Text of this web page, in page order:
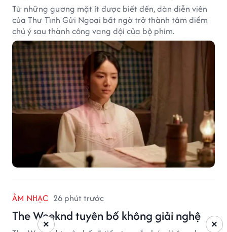
Từ những gương mặt ít được biết đến, dàn diễn viên
của Thư Tình Gửi Ngoại bất ngờ trở thành tâm điểm
chú ý sau thành công vang dội của bộ phim.
ÂM NHẠC 26 phút trước
The Weeknd tuyên bố không giải nghệ
×
×